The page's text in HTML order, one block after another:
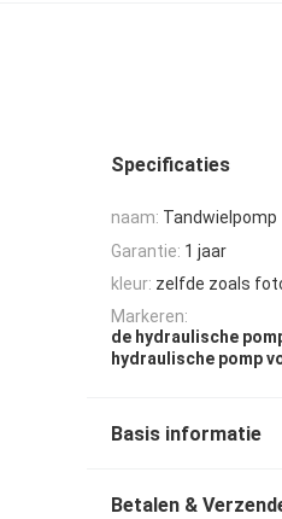
Specificaties
naam: Tandwielpomp
Garantie: 1 jaar
kleur: zelfde zoals
Markeren:
de hydraulische
hydraulische pomp
Basis informatie
Betalen &